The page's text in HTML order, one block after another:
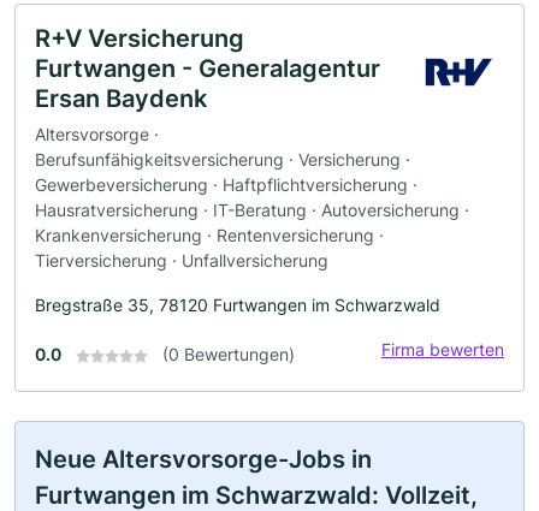
R+V Versicherung
Furtwangen - Generalagentur
Ersan Baydenk
Altersvorsorge ·
Berufsunfähigkeitsversicherung · Versicherung ·
Gewerbeversicherung · Haftpflichtversicherung ·
Hausratversicherung · IT-Beratung · Autoversicherung ·
Krankenversicherung · Rentenversicherung ·
Tierversicherung · Unfallversicherung
Bregstraße 35, 78120 Furtwangen im Schwarzwald
0.0 (0 Bewertungen) Firma bewerten
Neue Altersvorsorge-Jobs in
Furtwangen im Schwarzwald: Vollzeit,